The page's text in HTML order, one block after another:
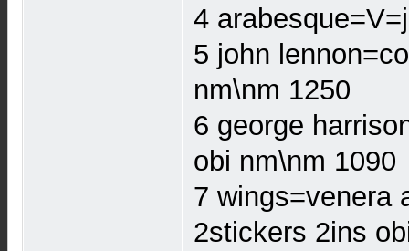
4
5 john
nm\nm 1250
6 george
obi nm\nm 1090
7 wings=venera
2stickers 2ins